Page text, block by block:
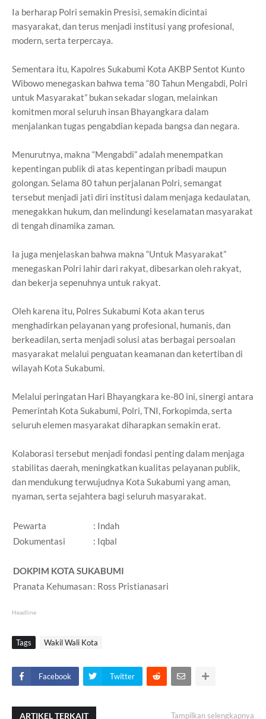
Ia berharap Polri semakin Presisi, semakin dicintai
masyarakat, dan terus menjadi institusi yang profesional,
modern, serta terpercaya.
Sementara itu, Kapolres Sukabumi Kota AKBP Sentot Kunto
Wibowo menegaskan bahwa tema “80 Tahun Mengabdi, Polri
untuk Masyarakat” bukan sekadar slogan, melainkan
komitmen moral seluruh insan Bhayangkara dalam
menjalankan tugas pengabdian kepada bangsa dan negara.
Menurutnya, makna “Mengabdi” adalah menempatkan
kepentingan publik di atas kepentingan pribadi maupun
golongan. Selama 80 tahun perjalanan Polri, semangat
tersebut menjadi jati diri institusi dalam menjaga kedaulatan,
menegakkan hukum, dan melindungi keselamatan masyarakat
di tengah dinamika zaman.
Ia juga menjelaskan bahwa makna “Untuk Masyarakat”
menegaskan Polri lahir dari rakyat, dibesarkan oleh rakyat,
dan bekerja sepenuhnya untuk rakyat.
Oleh karena itu, Polres Sukabumi Kota akan terus
menghadirkan pelayanan yang profesional, humanis, dan
berkeadilan, serta menjadi solusi atas berbagai persoalan
masyarakat melalui penguatan keamanan dan ketertiban di
wilayah Kota Sukabumi.
Melalui peringatan Hari Bhayangkara ke-80 ini, sinergi antara
Pemerintah Kota Sukabumi, Polri, TNI, Forkopimda, serta
seluruh elemen masyarakat diharapkan semakin erat.
Kolaborasi tersebut menjadi fondasi penting dalam menjaga
stabilitas daerah, meningkatkan kualitas pelayanan publik,
dan mendukung terwujudnya Kota Sukabumi yang aman,
nyaman, serta sejahtera bagi seluruh masyarakat.
Pewarta
: Indah
Dokumentasi
: Iqbal
DOKPIM KOTA SUKABUMI
Pranata Kehumasan: Ross Pristianasari
Headline
Tags Wakil Wali Kota
Facebook Twitter
ARTIKEL TERKAIT Tampilkan selengkapnya